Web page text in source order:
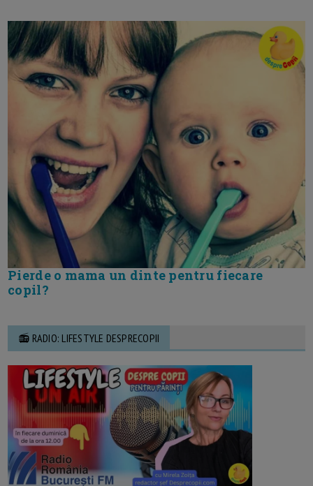
Pierde o mama un dinte pentru fiecare
copil?
📻 RADIO: LIFESTYLE DESPRECOPII